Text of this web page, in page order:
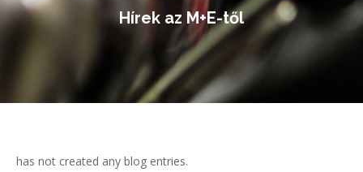
Hírek az M+E-től
has not created any blog entries.